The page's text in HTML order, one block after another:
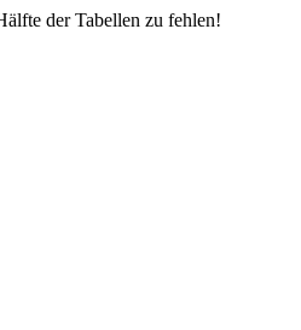
der Tabellen zu fehlen!